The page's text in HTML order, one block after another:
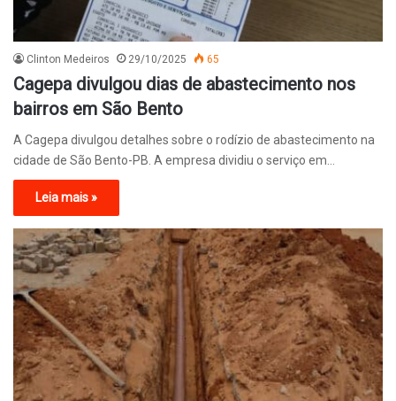
Clinton Medeiros 29/10/2025 65
Cagepa divulgou dias de abastecimento nos
bairros em São Bento
A Cagepa divulgou detalhes sobre o rodízio de abastecimento na
cidade de São Bento-PB. A empresa dividiu o serviço em…
Leia mais »